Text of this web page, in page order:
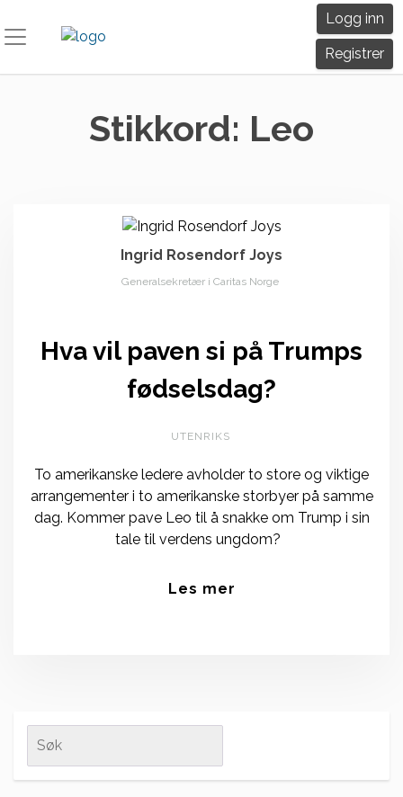
to
Logg inn
Registrer
Stikkord: Leo
Ingrid Rosendorf Joys
Generalsekretær i Caritas Norge
Hva vil paven si på Trumps
fødselsdag?
UTENRIKS
To amerikanske ledere avholder to store og viktige
arrangementer i to amerikanske storbyer på samme
dag. Kommer pave Leo til å snakke om Trump i sin
tale til verdens ungdom?
Les mer
for: